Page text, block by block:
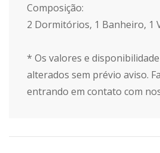
Composição:
2 Dormitórios, 1 Banheiro, 1
* Os valores e
alterados sem prévio aviso.
entrando em contato com